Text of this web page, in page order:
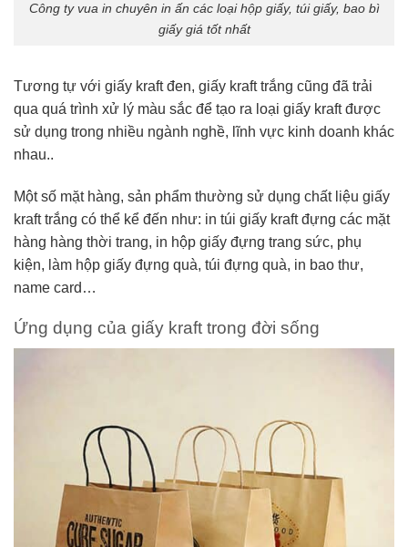
Công ty vua in chuyên in ấn các loại hộp giấy, túi giấy, bao bì
giấy giá tốt nhất
Tương tự với giấy kraft đen, giấy kraft trắng cũng đã trải
qua quá trình xử lý màu sắc để tạo ra loại giấy kraft được
sử dụng trong nhiều ngành nghề, lĩnh vực kinh doanh khác
nhau..
Một số mặt hàng, sản phẩm thường sử dụng chất liệu giấy
kraft trắng có thể kể đến như: in túi giấy kraft đựng các mặt
hàng hàng thời trang, in hộp giấy đựng trang sức, phụ
kiện, làm hộp giấy đựng quà, túi đựng quà, in bao thư,
name card…
Ứng dụng của giấy kraft trong đời sống